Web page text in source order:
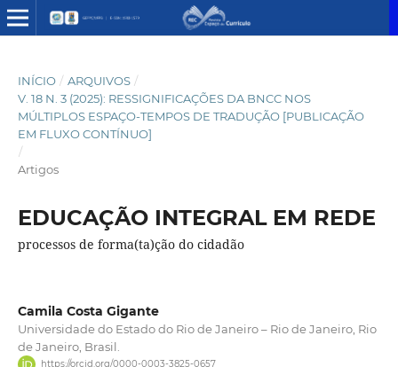
INÍCIO / ARQUIVOS /
V. 18 N. 3 (2025): RESSIGNIFICAÇÕES DA BNCC NOS
MÚLTIPLOS ESPAÇO-TEMPOS DE TRADUÇÃO [PUBLICAÇÃO
EM FLUXO CONTÍNUO]
/
Artigos
EDUCAÇÃO INTEGRAL EM REDE
processos de forma(ta)ção do cidadão
Camila Costa Gigante
Universidade do Estado do Rio de Janeiro – Rio de Janeiro, Rio
de Janeiro, Brasil.
https://orcid.org/0000-0003-3825-0657